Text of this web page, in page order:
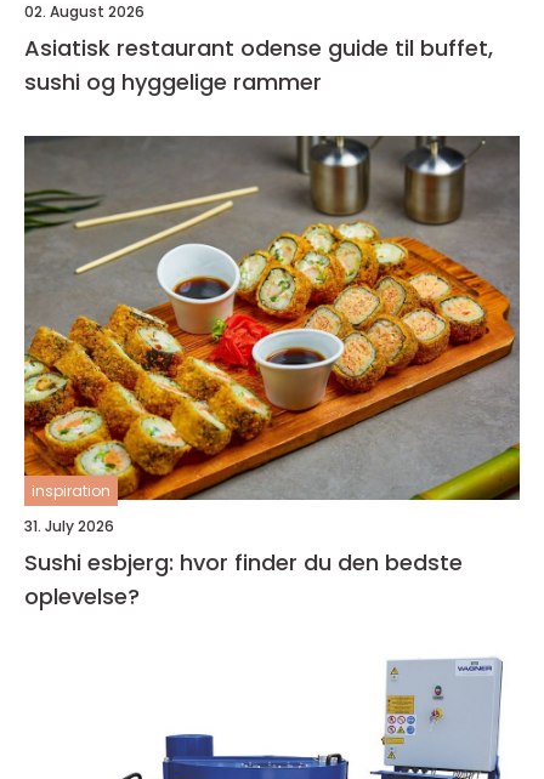
02. August 2026
Asiatisk restaurant odense guide til buffet,
sushi og hyggelige rammer
inspiration
31. July 2026
Sushi esbjerg: hvor finder du den bedste
oplevelse?